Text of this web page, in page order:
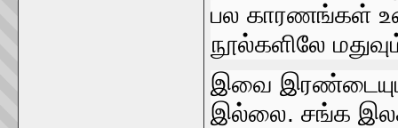
பல காரணங்கள்‌
நூல்களிலே
இவை இரண்டையும்‌
இல்லை. சங்க